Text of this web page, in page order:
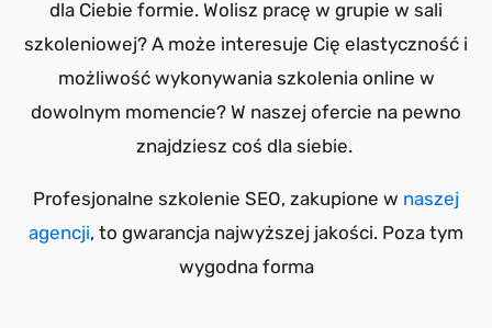
dla Ciebie formie. Wolisz pracę w grupie w sali
szkoleniowej? A może interesuje Cię elastyczność i
możliwość wykonywania szkolenia online w
dowolnym momencie? W naszej ofercie na pewno
znajdziesz coś dla siebie.
Profesjonalne szkolenie SEO, zakupione w naszej
agencji, to gwarancja najwyższej jakości. Poza tym
wygodna forma